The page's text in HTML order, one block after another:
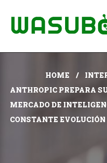
HOME
ANTHROPIC PREPARA
MERCADO DE
CONSTANTE EVOLUCIÓN